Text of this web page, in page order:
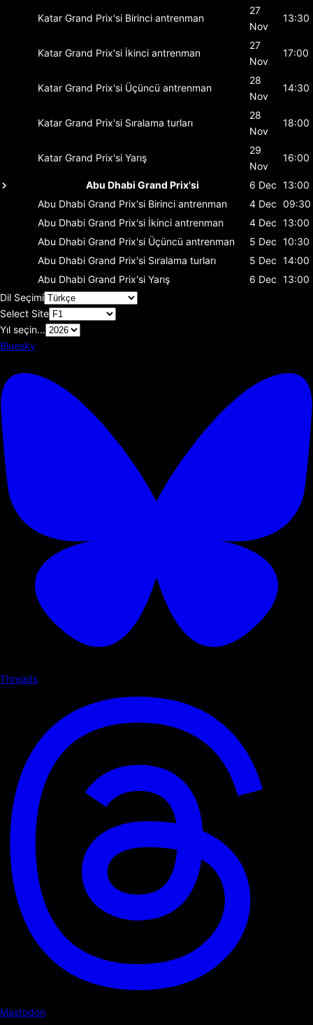
Katar Grand Prix'si Birinci antrenman
27
Nov
13:30
Katar Grand Prix'si İkinci antrenman
27
Nov
17:00
Katar Grand Prix'si Üçüncü antrenman
28
Nov
14:30
Katar Grand Prix'si Sıralama turları
28
Nov
18:00
Katar Grand Prix'si Yarış
29
Nov
16:00
Abu Dhabi Grand Prix'si 6 Dec 13:00
Abu Dhabi Grand Prix'si Birinci antrenman 4 Dec 09:30
Abu Dhabi Grand Prix'si İkinci antrenman 4 Dec 13:00
Abu Dhabi Grand Prix'si Üçüncü antrenman 5 Dec 10:30
Abu Dhabi Grand Prix'si Sıralama turları 5 Dec 14:00
Abu Dhabi Grand Prix'si Yarış 6 Dec 13:00
Dil Seçimi
Select Site
Yıl seçin...
Bluesky
Threads
Mastodon